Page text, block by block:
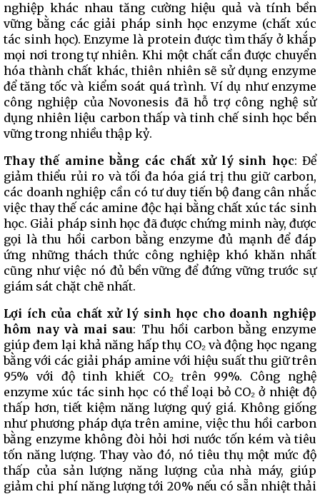
nghiệp khác nhau tăng cường hiệu quả và tính bền
vững bằng các giải pháp sinh học enzyme (chất xúc
tác sinh học). Enzyme là protein được tìm thấy ở khắp
mọi nơi trong tự nhiên. Khi một chất cần được chuyển
hóa thành chất khác, thiên nhiên sẽ sử dụng enzyme
để tăng tốc và kiểm soát quá trình. Ví dụ như enzyme
công nghiệp của Novonesis đã hỗ trợ công nghệ sử
dụng nhiên liệu carbon thấp và tinh chế sinh học bền
vững trong nhiều thập kỷ.
Thay thế amine bằng các chất xử lý sinh học: Để
giảm thiểu rủi ro và tối đa hóa giá trị thu giữ carbon,
các doanh nghiệp cần có tư duy tiến bộ đang cân nhắc
việc thay thế các amine độc hại bằng chất xúc tác sinh
học. Giải pháp sinh học đã được chứng minh này, được
gọi là thu hồi carbon bằng enzyme đủ mạnh để đáp
ứng những thách thức công nghiệp khó khăn nhất
cũng như việc nó đủ bền vững để đứng vững trước sự
giám sát chặt chẽ nhất.
Lợi ích của chất xử lý sinh học cho doanh nghiệp
hôm nay và mai sau: Thu hồi carbon bằng enzyme
giúp đem lại khả năng hấp thụ CO₂ và động học ngang
bằng với các giải pháp amine với hiệu suất thu giữ trên
95% với độ tinh khiết CO₂ trên 99%. Công nghệ
enzyme xúc tác sinh học có thể loại bỏ CO₂ ở nhiệt độ
thấp hơn, tiết kiệm năng lượng quý giá. Không giống
như phương pháp dựa trên amine, việc thu hồi carbon
bằng enzyme không đòi hỏi hơi nước tốn kém và tiêu
tốn năng lượng. Thay vào đó, nó tiêu thụ một mức độ
thấp của sản lượng năng lượng của nhà máy, giúp
giảm chi phí năng lượng tới 20% nếu có sẵn nhiệt thải